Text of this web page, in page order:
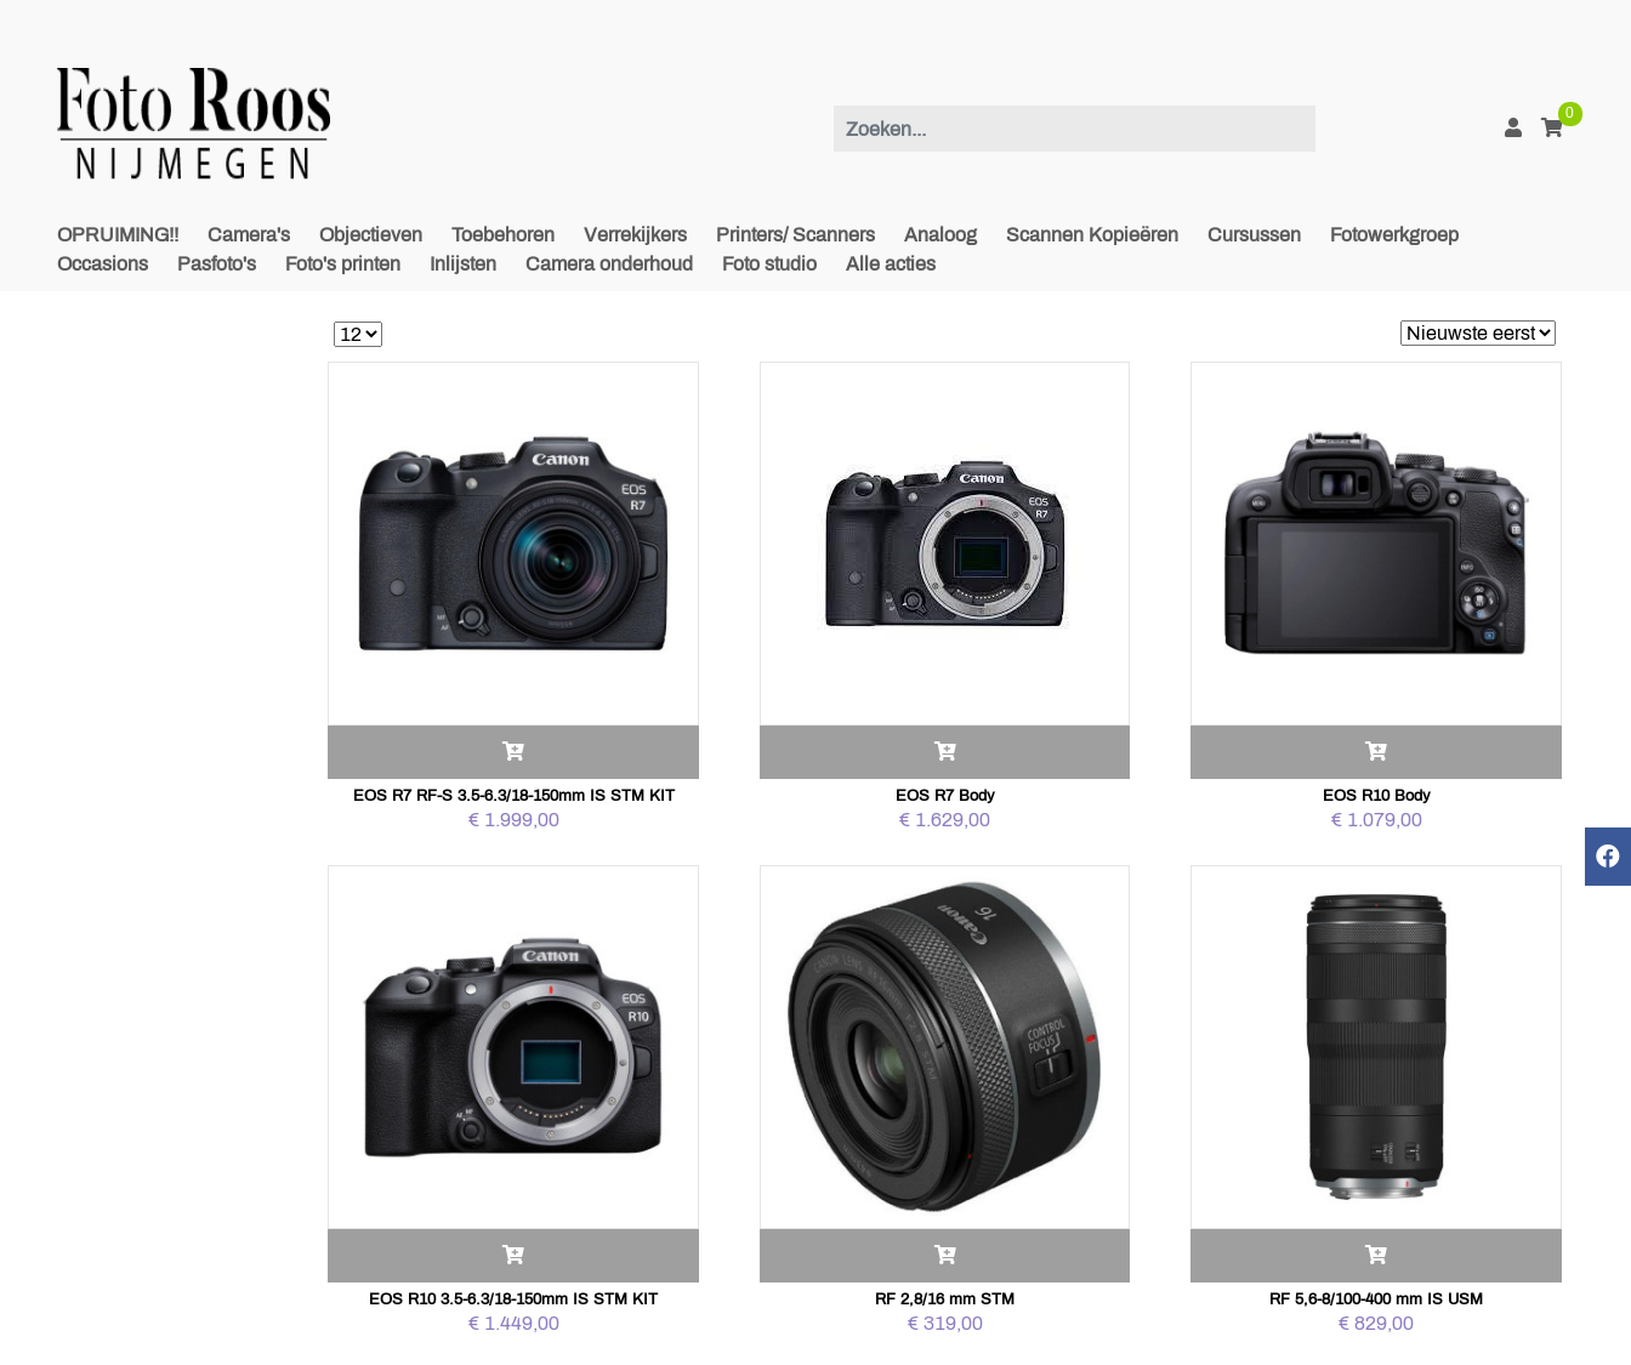
0
OPRUIMING!! Camera's Objectieven Toebehoren Verrekijkers Printers/ Scanners Analoog Scannen Kopieëren Cursussen
Fotowerkgroep
Occasions
Pasfoto's Foto's printen Inlijsten Camera onderhoud Foto studio Alle acties
EOS R7 RF-S 3.5-6.3/18-150mm IS STM KIT
€ 1.999,00
EOS R7 Body
€ 1.629,00
EOS R10 Body
€ 1.079,00
EOS R10 3.5-6.3/18-150mm IS STM KIT
€ 1.449,00
RF 2,8/16 mm STM
€ 319,00
RF 5,6-8/100-400 mm IS USM
€ 829,00